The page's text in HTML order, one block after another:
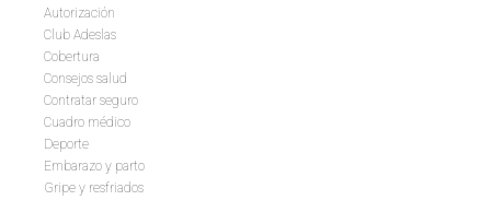
Autorización
Club Adeslas
Cobertura
Consejos salud
Contratar seguro
Cuadro médico
Deporte
Embarazo y parto
Gripe y resfriados